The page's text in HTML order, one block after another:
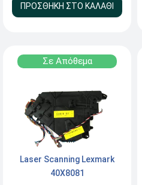
ΠΡΟΣΘΗΚΗ ΣΤΟ ΚΑΛΑΘΙ
Σε Απόθεμα
Laser Scanning Lexmark
40X8081